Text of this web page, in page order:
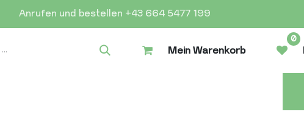
Anrufen und bestellen +43 664 5477 199
Mein Warenkorb
0